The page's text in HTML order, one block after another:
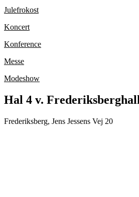
Julefrokost
Koncert
Konference
Messe
Modeshow
Hal 4 v.
Frederiksberg, Jens Jessens Vej 20